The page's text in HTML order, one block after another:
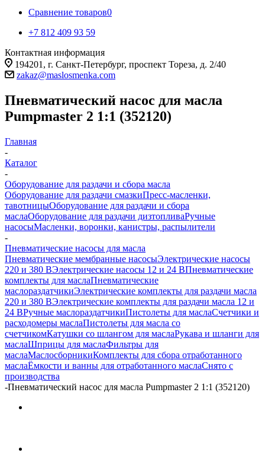
Сравнение товаров0
+7 812 409 93 59
Контактная информация
194201, г. Санкт-Петербург, проспект Тореза, д. 2/40
zakaz@maslosmenka.com
Пневматический насос для масла
Pumpmaster 2 1:1 (352120)
Главная
-
Каталог
-
Оборудование для раздачи и сбора масла
Оборудование для раздачи смазкиПресс-масленки,
тавотницыОборудование для раздачи и сбора
маслаОборудование для раздачи дизтопливаРучные
насосыМасленки, воронки, канистры, распылители
-
Пневматические насосы для масла
Пневматические мембранные насосыЭлектрические насосы
220 и 380 ВЭлектрические насосы 12 и 24 ВПневматические
комплекты для маслаПневматические
маслораздатчикиЭлектрические комплекты для раздачи масла
220 и 380 ВЭлектрические комплекты для раздачи масла 12 и
24 ВРучные маслораздатчикиПистолеты для маслаСчетчики и
расходомеры маслаПистолеты для масла со
счетчикомКатушки со шлангом для маслаРукава и шланги для
маслаШприцы для маслаФильтры для
маслаМаслосборникиКомплекты для сбора отработанного
маслаЁмкости и ванны для отработанного маслаСнято с
производства
-Пневматический насос для масла Pumpmaster 2 1:1 (352120)